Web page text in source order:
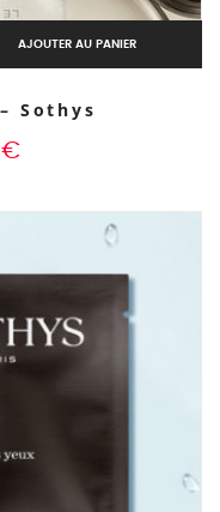
AJOUTER AU PANIER
Sothys
€